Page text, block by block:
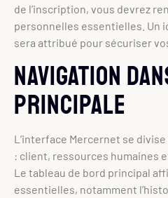
de l’inscription, vous devrez
personnelles essentielles. Un
sera attribué pour sécuriser
Navigation
principale
L’interface Mercernet se
: client, ressources humaines
Le tableau de bord principal
essentielles, notamment